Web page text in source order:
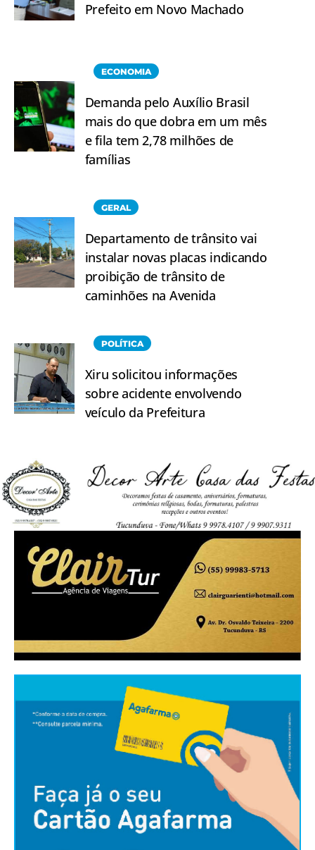
Prefeito em Novo Machado
ECONOMIA
Demanda pelo Auxílio Brasil
mais do que dobra em um mês
e fila tem 2,78 milhões de
famílias
GERAL
Departamento de trânsito vai
instalar novas placas indicando
proibição de trânsito de
caminhões na Avenida
POLÍTICA
Xiru solicitou informações
sobre acidente envolvendo
veículo da Prefeitura